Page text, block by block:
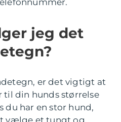
jeg det
er det vigtigt at
til din hunds størrelse
du har en stor hund,
vælge et tungt og